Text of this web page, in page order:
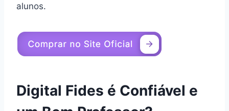
alunos.
Digital Fides é Confiável e